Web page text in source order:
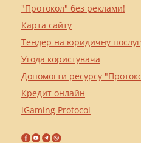
"Протокол" без реклами!
Карта сайту
Тендер на юридичну
Угода користувача
Допомогти ресурсу
Кредит онлайн
iGaming Protocol